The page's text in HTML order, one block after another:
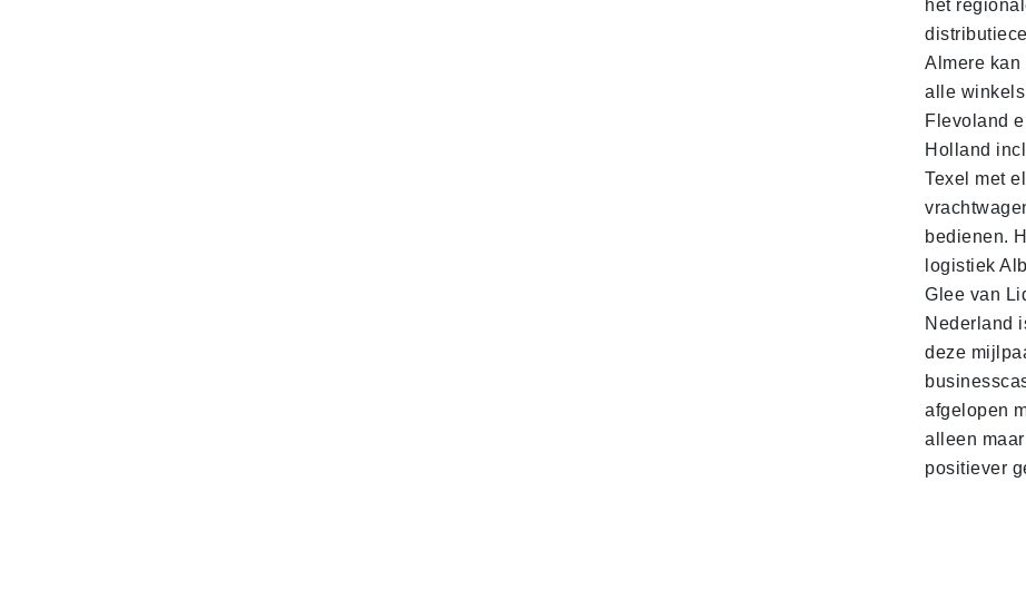
het
Almere
alle
Flevoland
Holland
Texel met
bedienen.
logistiek
Glee van
Nederland
deze
afgelopen
alleen maar
positiever